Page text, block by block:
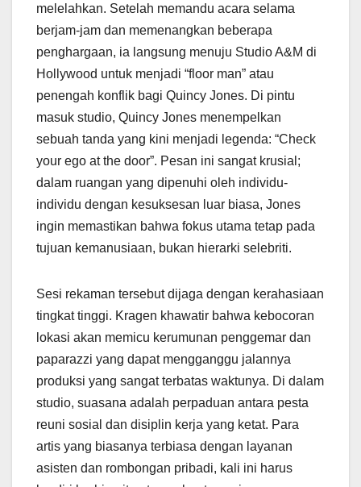
melelahkan. Setelah memandu acara selama
berjam-jam dan memenangkan beberapa
penghargaan, ia langsung menuju Studio A&M di
Hollywood untuk menjadi “floor man” atau
penengah konflik bagi Quincy Jones. Di pintu
masuk studio, Quincy Jones menempelkan
sebuah tanda yang kini menjadi legenda: “Check
your ego at the door”. Pesan ini sangat krusial;
dalam ruangan yang dipenuhi oleh individu-
individu dengan kesuksesan luar biasa, Jones
ingin memastikan bahwa fokus utama tetap pada
tujuan kemanusiaan, bukan hierarki selebriti.
Sesi rekaman tersebut dijaga dengan kerahasiaan
tingkat tinggi. Kragen khawatir bahwa kebocoran
lokasi akan memicu kerumunan penggemar dan
paparazzi yang dapat mengganggu jalannya
produksi yang sangat terbatas waktunya. Di dalam
studio, suasana adalah perpaduan antara pesta
reuni sosial dan disiplin kerja yang ketat. Para
artis yang biasanya terbiasa dengan layanan
asisten dan rombongan pribadi, kali ini harus